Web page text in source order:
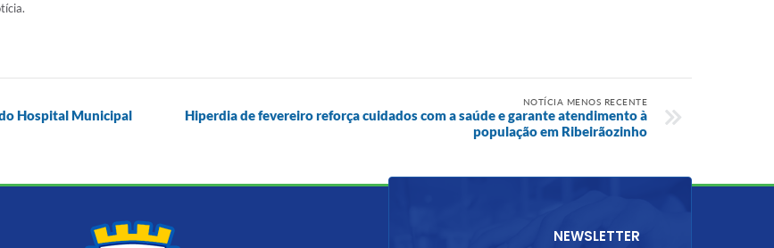
Hospital Municipal
NOTÍCIA MENOS RECENTE
Hiperdia de fevereiro reforça cuidados com a saúde e garante atendimento à
população em Ribeirãozinho
NEWSLETTER